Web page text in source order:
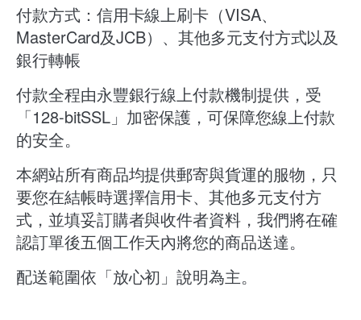
付款方式：信用卡線上刷卡（VISA、
MasterCard及JCB）、其他多元支付方式以及
銀行轉帳
付款全程由永豐銀行線上付款機制提供，受
「128-bitSSL」加密保護，可保障您線上付款
的安全。
本網站所有商品均提供郵寄與貨運的服物，只
要您在結帳時選擇信用卡、其他多元支付方
式，並填妥訂購者與收件者資料，我們將在確
認訂單後五個工作天內將您的商品送達。
配送範圍依「放心初」說明為主。